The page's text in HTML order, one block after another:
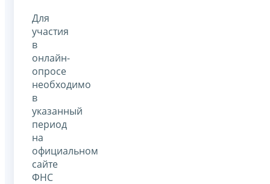
Для
участия
в
онлайн-
опросе
необходимо
в
указанный
период
на
официальном
сайте
ФНС